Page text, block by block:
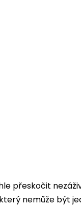
přeskočit
nemůže být